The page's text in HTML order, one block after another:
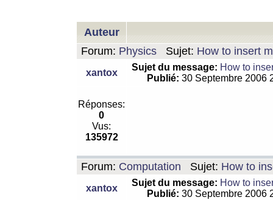
Auteur
Forum: Physics Sujet: How to insert
xantox
Sujet du message: How to
Publié: 30 Septembre 2006
Réponses:
0
Vus:
135972
Forum: Computation Sujet: How to
xantox
Sujet du message: How to
Publié: 30 Septembre 2006